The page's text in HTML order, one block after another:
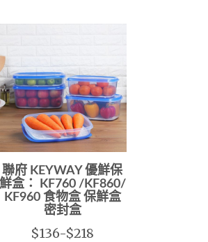
聯府 KEYWAY 優鮮保
鮮盒： KF760 /KF860/
KF960 食物盒 保鮮盒
密封盒
$136-$218